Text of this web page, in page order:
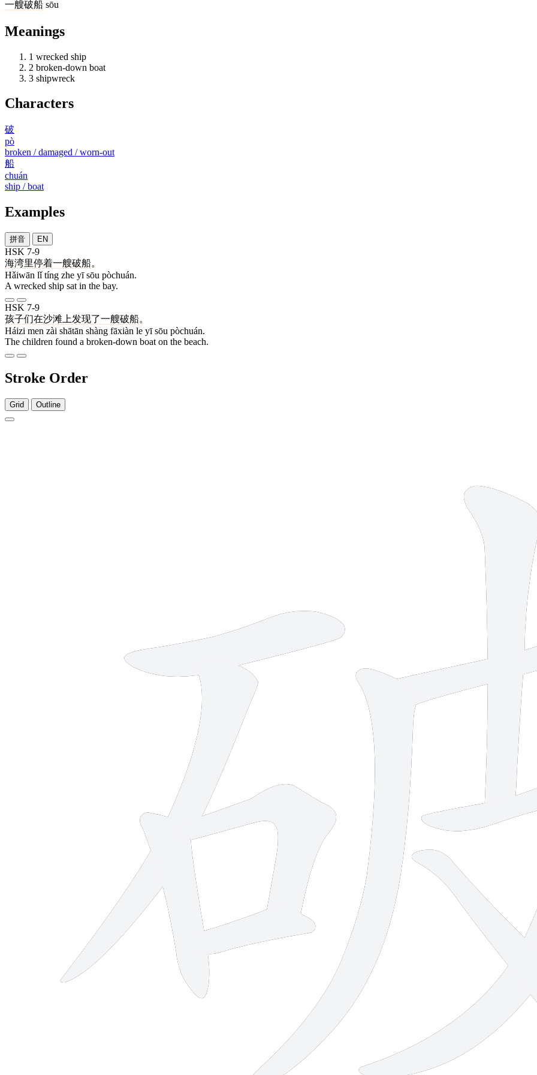
一艘破船 sōu
Meanings
1 wrecked ship
2 broken-down boat
3 shipwreck
Characters
破
pò
broken / damaged / worn-out
船
chuán
ship / boat
Examples
拼音 EN
HSK 7-9
海湾里停着一艘破船。
Hǎiwān lǐ tíng zhe yī sōu pòchuán.
A wrecked ship sat in the bay.
HSK 7-9
孩子们在沙滩 上发现了一艘破船。
Háizi men zài shātān shàng fāxiàn le yī sōu pòchuán.
The children found a broken-down boat on the beach.
Stroke Order
Grid Outline